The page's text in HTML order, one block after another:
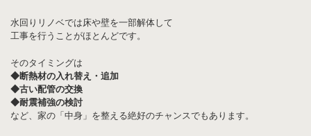
水回りリノベでは床や壁を一部解体して
工事を行うことがほとんどです。
そのタイミングは
◆断熱材の入れ替え・追加
◆古い配管の交換
◆耐震補強の検討
など、家の「中身」を整える絶好のチャンスでもあります。